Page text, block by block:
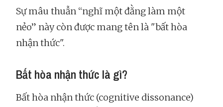
Sự mâu thuẫn “nghĩ một đằng làm một
nẻo” này còn được mang tên là "bất hòa
nhận thức".
Bất hòa nhận thức là gì?
Bất hòa nhận thức (cognitive dissonance)